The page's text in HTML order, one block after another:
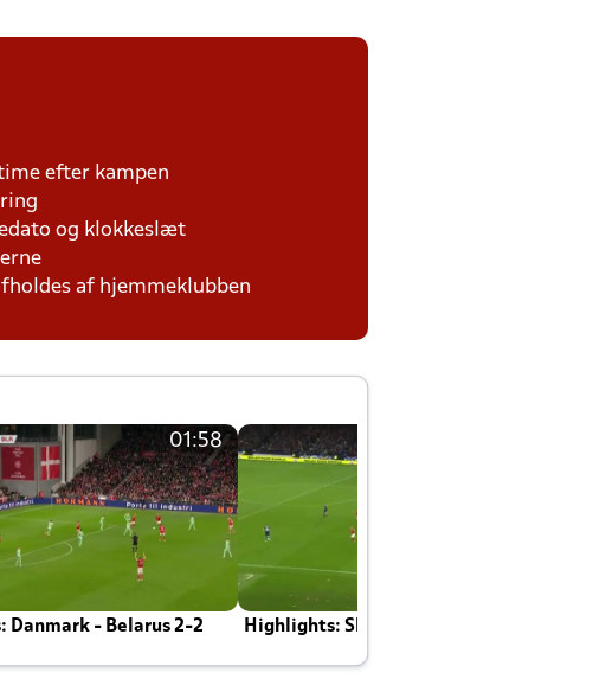
efter kampen
og klokkeslæt
af hjemmeklubben
01:58
Danmark - Belarus 2-2 Highlights: Skotland - Danmark 4-2